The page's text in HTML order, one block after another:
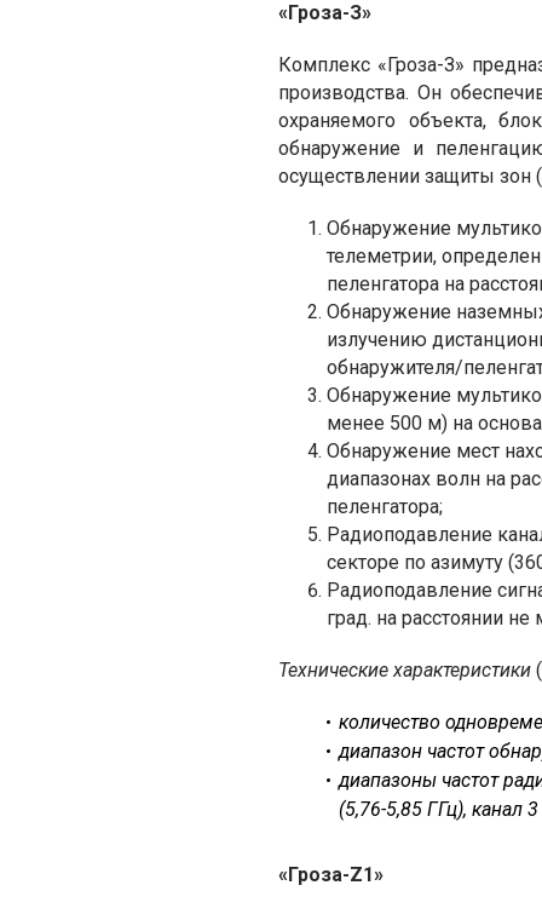
« Гроза-З»
Комплекс «Гроза-З»
производства. Он
охраняемого объекта,
обнаружение и
осуществлении защиты зон
Обнаружение
телеметрии,
пеленгатора на
Обнаружение
излучению
обнаружителя/
Обнаружение
менее 500 м) на
Обнаружение мест
диапазонах волн на
пеленгатора;
Радиоподавление
секторе по азимуту
Радиоподавление
град. на расстоянии
Технические характеристики
количество
диапазон частот
диапазоны частот
(5,76-5,85 ГГц), канал
« Гроза-Z1 »